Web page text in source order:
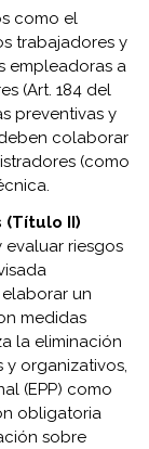
como el
trabajadores y
empleadoras a
(Art. 184 del
preventivas y
colaborar
(como
(Título II)
evaluar riesgos
un
medidas
la eliminación
organizativos,
(EPP) como
obligatoria
sobre